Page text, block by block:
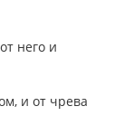
него и
и от чрева